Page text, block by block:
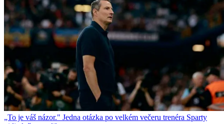
„To je váš názor." Jedna otázka po velkém večeru trenéra Sparty